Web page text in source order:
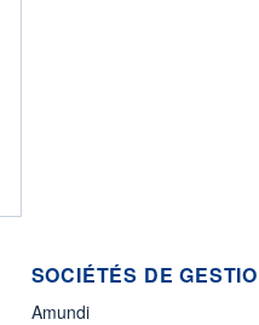
SOCIÉTÉS DE
Amundi